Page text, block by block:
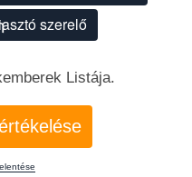
szerelő
Listája.